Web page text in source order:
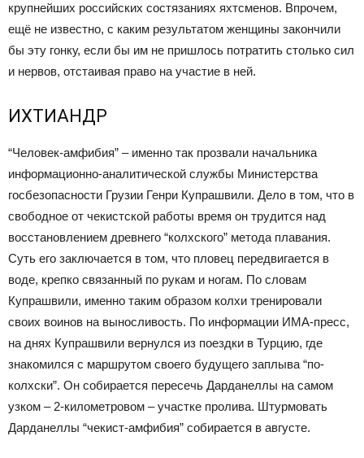
крупнейших российских состязаниях яхтсменов. Впрочем,
ещё не известно, с каким результатом женщины закончили
бы эту гонку, если бы им не пришлось потратить столько сил
и нервов, отстаивая право на участие в ней.
ИХТИАНДР
“Человек-амфибия” – именно так прозвали начальника
информационно-аналитической службы Министерства
госбезопасности Грузии Генри Купрашвили. Дело в том, что в
свободное от чекистской работы время он трудится над
восстановлением древнего “колхского” метода плавания.
Суть его заключается в том, что пловец передвигается в
воде, крепко связанный по рукам и ногам. По словам
Купрашвили, именно таким образом колхи тренировали
своих воинов на выносливость. По информации ИМА-пресс,
на днях Купрашвили вернулся из поездки в Турцию, где
знакомился с маршрутом своего будущего заплыва “по-
колхски”. Он собирается пересечь Дарданеллы на самом
узком – 2-километровом – участке пролива. Штурмовать
Дарданеллы “чекист-амфибия” собирается в августе.